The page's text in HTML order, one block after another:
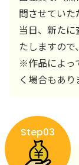
問させていた
当日、新た
たしますので
※作品によっ
く場合もあり
Step03